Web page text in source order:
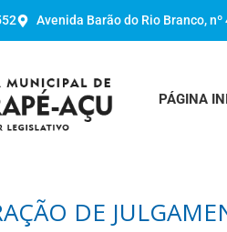
Avenida Barão do Rio Branco, nº
PÁGINA
DE